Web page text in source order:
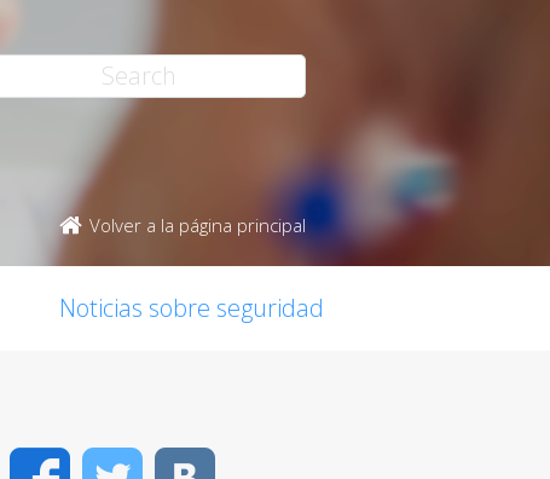
Volver a la página principal
Noticias sobre seguridad